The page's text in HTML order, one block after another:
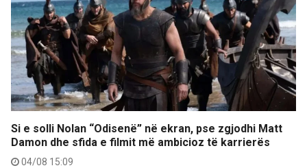
Si e solli Nolan “Odisenë” në ekran, pse zgjodhi Matt
Damon dhe sfida e filmit më ambicioz të karrierës
04/08 15:09